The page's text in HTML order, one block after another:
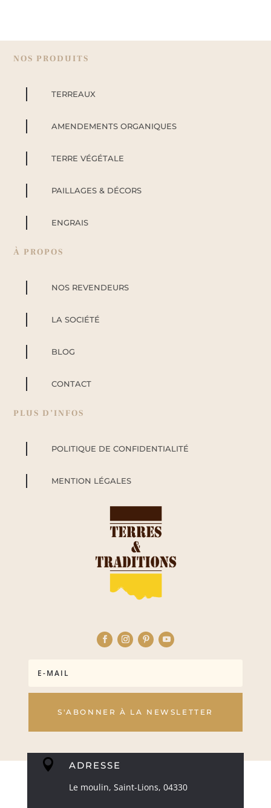
NOS PRODUITS
TERREAUX
AMENDEMENTS ORGANIQUES
TERRE VÉGÉTALE
PAILLAGES & DÉCORS
ENGRAIS
À PROPOS
NOS REVENDEURS
LA SOCIÉTÉ
BLOG
CONTACT
PLUS D’INFOS
POLITIQUE DE CONFIDENTIALITÉ
MENTION LÉGALES
S'ABONNER À LA NEWSLETTER

ADRESSE
Le moulin, Saint-Lions, 04330